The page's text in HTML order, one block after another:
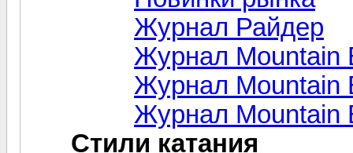
Журнал Райдер
Журнал Mountain
Журнал Mountain
Журнал Mountain
Стили катания